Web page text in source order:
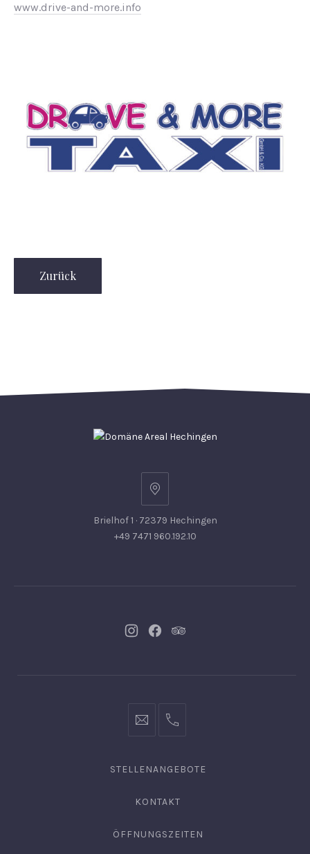
www.drive-and-more.info
Zurück
Brielhof 1 · 72379 Hechingen
+49 7471 960.192.10
NeuesNeuesNeues
info@hofgut-0049747196019210
STELLENANGEBOTE
KONTAKT
ÖFFNUNGSZEITEN